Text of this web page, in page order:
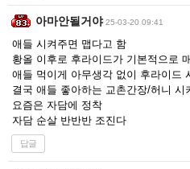
아마안될거야 25-03-20 09:41
애들 시켜주면 맵다고 함
황올 이후로 후라이드가 기본적으로
애들 먹이게 아무생각 없이 후라이드
결국 애들 좋아하는 교촌간장/허니 시
요즘은 자담에 정착
자담 순살 반반반 조진다
답글